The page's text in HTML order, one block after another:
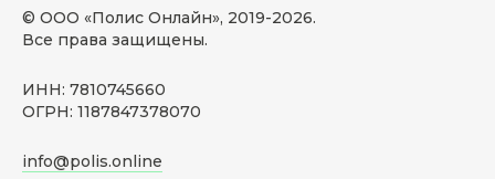
© ООО «Полис Онлайн», 2019-2026.
Все права защищены.
ИНН: 7810745660
ОГРН: 1187847378070
info@polis.online